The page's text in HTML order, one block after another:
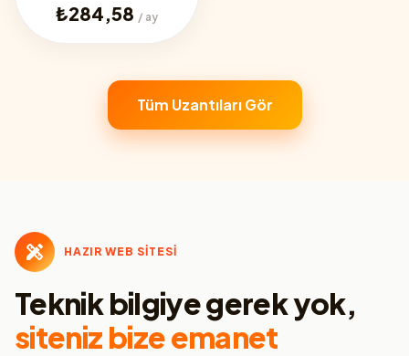
₺284,58 / ay
Tüm Uzantıları Gör
HAZIR WEB SİTESİ
Teknik bilgiye gerek yok,
siteniz bize emanet